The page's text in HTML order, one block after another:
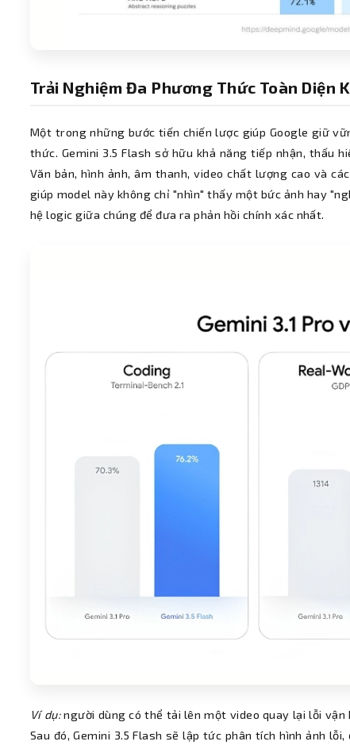
Trải Nghiệm Đa Phương Thức Toàn Diện
Một trong những bước tiến chiến lược giúp Google giữ
thức. Gemini 3.5 Flash sở hữu khả năng tiếp nhận, thấu
Văn bản, hình ảnh, âm thanh, video chất lượng cao và
giúp model này không chỉ "nhìn" thấy một bức ảnh hay
hệ logic giữa chúng để đưa ra phản hồi chính xác nhất.
Ví dụ:người dùng có thể tải lên một video quay lại lỗi
Sau đó, Gemini 3.5 Flash sẽ lập tức phân tích hình ảnh